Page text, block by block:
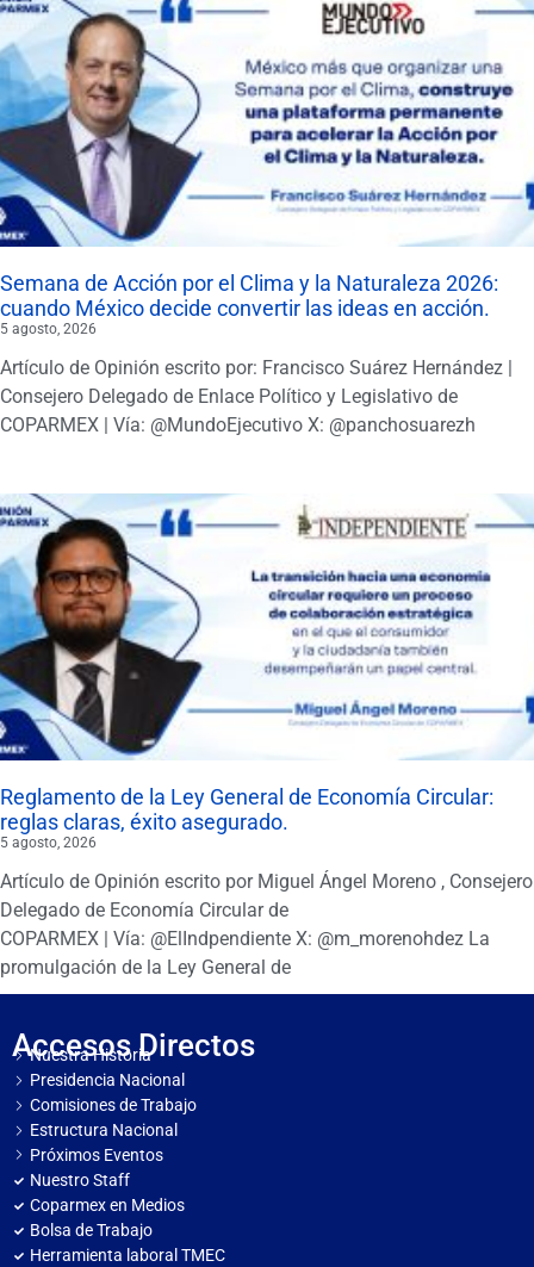
Semana de Acción por el Clima y la Naturaleza 2026:
cuando México decide convertir las ideas en acción.
5 agosto, 2026
Artículo de Opinión escrito por: Francisco Suárez Hernández |
Consejero Delegado de Enlace Político y Legislativo de
COPARMEX | Vía: @MundoEjecutivo X: @panchosuarezh
Reglamento de la Ley General de Economía Circular:
reglas claras, éxito asegurado.
5 agosto, 2026
Artículo de Opinión escrito por Miguel Ángel Moreno , Consejero
Delegado de Economía Circular de
COPARMEX | Vía: @ElIndpendiente X: @m_morenohdez La
promulgación de la Ley General de
Accesos Directos
Nuestra Historia
Presidencia Nacional
Comisiones de Trabajo
Estructura Nacional
Próximos Eventos
Nuestro Staff
Coparmex en Medios
Bolsa de Trabajo
Herramienta laboral TMEC